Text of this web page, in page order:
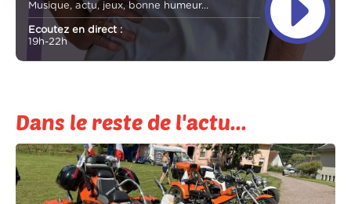
Musique, actu, jeux, bonne humeur...
Ecoutez en direct :
19h-22h
Dans le reste de l'actu...